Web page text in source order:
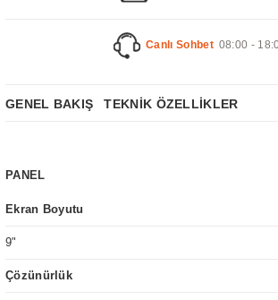
Canlı Sohbet 08:00 -
GENEL BAKIŞ TEKNİK ÖZELLİKLER
PANEL
Ekran Boyutu
9"
Çözünürlük